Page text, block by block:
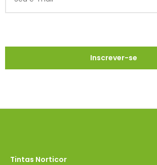
Tintas Norticor